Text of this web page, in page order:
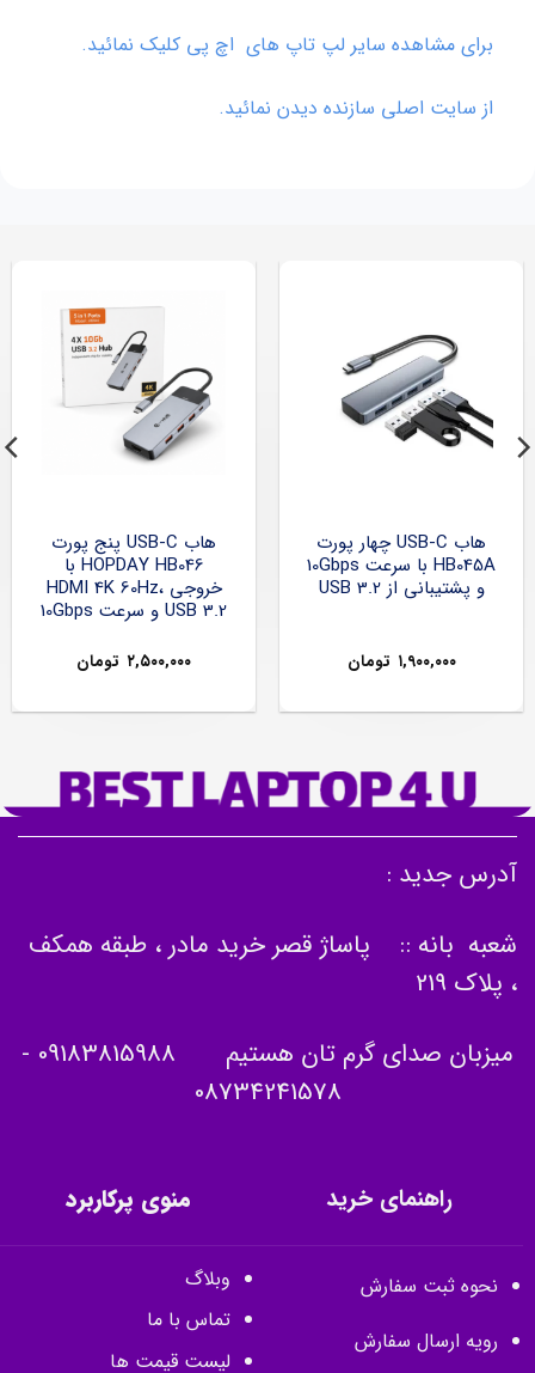
برای مشاهده سایر لپ تاپ های اچ پی کلیک نمائید.
از سایت اصلی سازنده دیدن نمائید.
هاب USB-C چهار پورت
HB045A با سرعت 10Gbps
و پشتیبانی از USB 3.2
۱,۹۰۰,۰۰۰ تومان
هاب USB-C پنج پورت
HOPDAY HB046 با
خروجی HDMI 4K 60Hz،
USB 3.2 و سرعت 10Gbps
۲,۵۰۰,۰۰۰ تومان
آدرس جدید :
شعبه بانه :: پاساژ قصر خرید مادر ، طبقه همکف
، پلاک 219
میزبان صدای گرم تان هستیم 09183815988
-
08734241578
راهنمای خرید
نحوه ثبت سفارش
رویه ارسال سفارش
منوی پرکاربرد
وبلاگ
تماس با ما
لیست قیمت ها